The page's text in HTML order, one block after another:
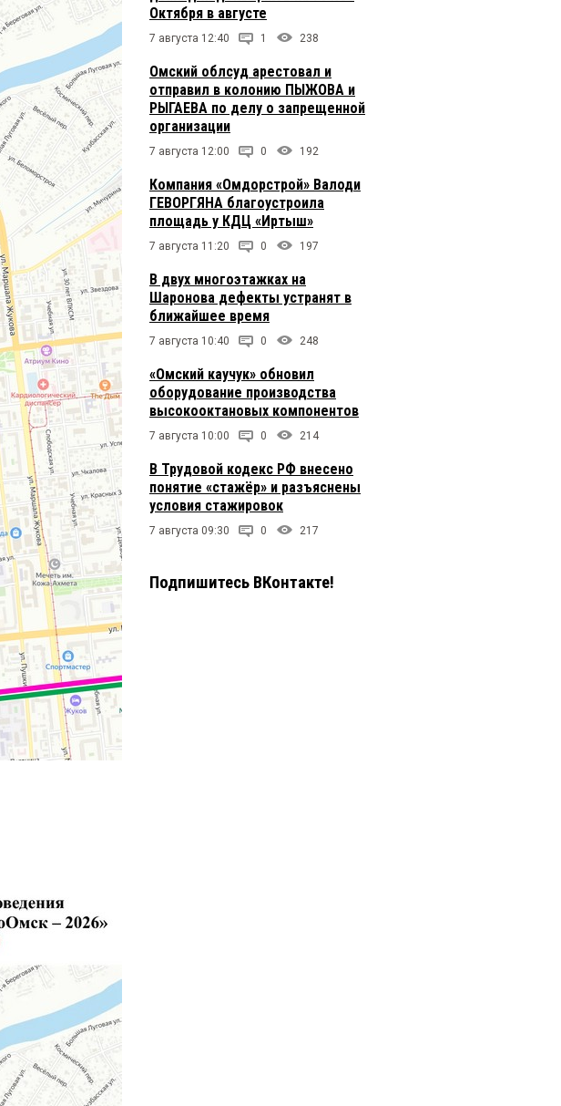
Октября в августе
7 августа 12:40 1 238
Омский облсуд арестовал и
отправил в колонию ПЫЖОВА и
РЫГАЕВА по делу о запрещенной
организации
7 августа 12:00 0 192
Компания «Омдорстрой» Валоди
ГЕВОРГЯНА благоустроила
площадь у КДЦ «Иртыш»
7 августа 11:20 0 197
В двух многоэтажках на
Шаронова дефекты устранят в
ближайшее время
7 августа 10:40 0 248
«Омский каучук» обновил
оборудование производства
высокооктановых компонентов
7 августа 10:00 0 214
В Трудовой кодекс РФ внесено
понятие «стажёр» и разъяснены
условия стажировок
7 августа 09:30 0 217
Подпишитесь ВКонтакте!